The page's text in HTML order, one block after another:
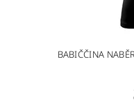
BABIČČINA